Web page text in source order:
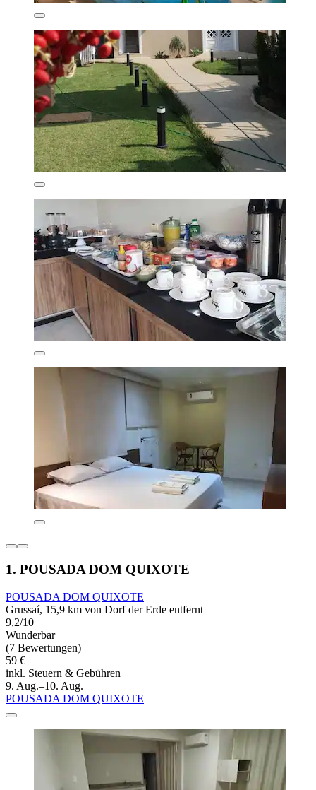
1. POUSADA DOM QUIXOTE
POUSADA DOM QUIXOTE
Grussaí, 15,9 km von Dorf der Erde entfernt
9,2/10
Wunderbar
(7 Bewertungen)
59 €
inkl. Steuern & Gebühren
9. Aug.–10. Aug.
POUSADA DOM QUIXOTE